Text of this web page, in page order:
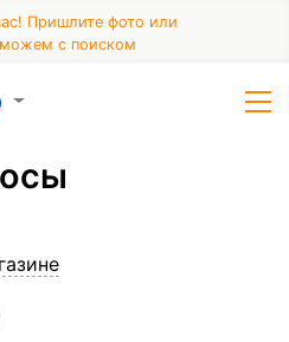
Пришлите фото или
с поиском